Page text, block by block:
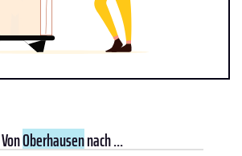
VonOberhausennach ...